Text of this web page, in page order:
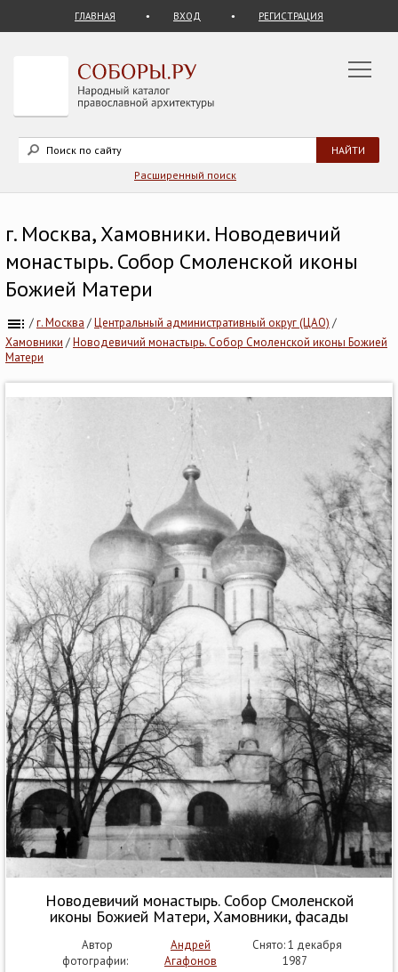
ГЛАВНАЯ ВХОД РЕГИСТРАЦИЯ
Расширенный поиск
г. Москва, Хамовники. Новодевичий
монастырь. Собор Смоленской иконы
Божией Матери
/г. Москва /Центральный административный округ (ЦАО) /
Хамовники /Новодевичий монастырь. Собор Смоленской иконы Божией
Матери
Новодевичий монастырь. Собор Смоленской
иконы Божией Матери, Хамовники, фасады
Автор
фотографии:
Андрей
Агафонов
Снято: 1 декабря
1987